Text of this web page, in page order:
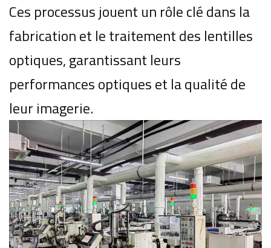
Ces processus jouent un rôle clé dans la
fabrication et le traitement des lentilles
optiques, garantissant leurs
performances optiques et la qualité de
leur imagerie.